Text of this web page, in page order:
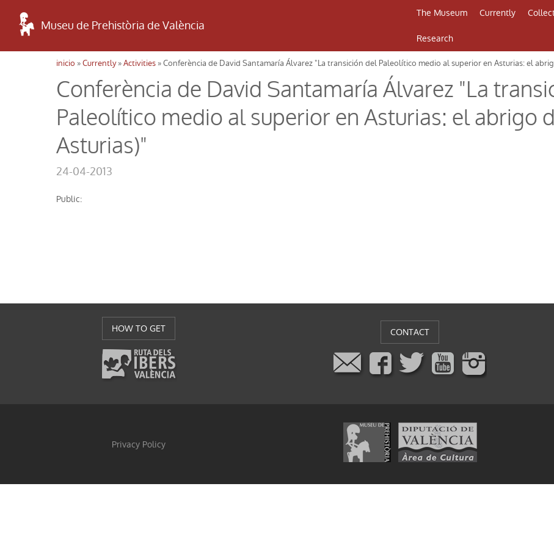
Museu de Prehistòria de València
The Museum Currently
Research
Usted está aquí
inicio »Currently»Activities » Conferència de David Santamaría Álvarez "La transición del Paleolítico medio al superior en Asturias: el
Conferència de David Santamaría Álvarez "La
Paleolítico medio al superior en Asturias: el abrigo
Asturias)"
24-04-2013
public:
HOW TO GET CONTACT
Privacy Policy